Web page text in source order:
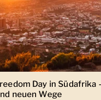
Day in Südafrika
neuen Wege